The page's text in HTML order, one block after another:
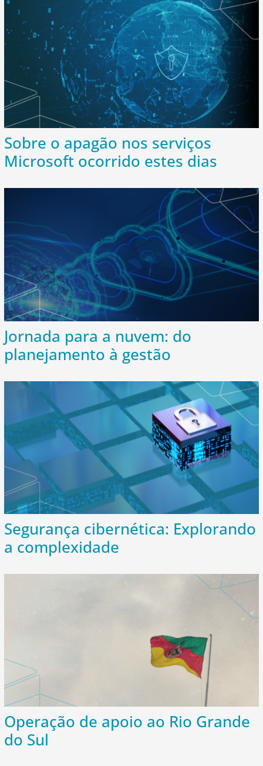
Sobre o apagão nos serviços
Microsoft ocorrido estes dias
Jornada para a nuvem: do
planejamento à gestão
Segurança cibernética: Explorando
a complexidade
Operação de apoio ao Rio Grande
do Sul